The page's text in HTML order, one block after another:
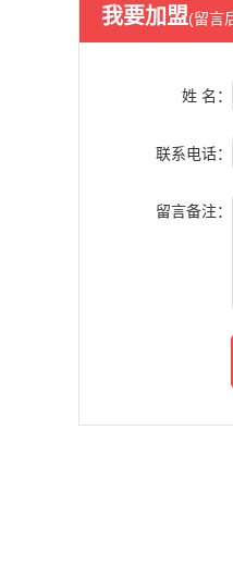
我要加盟(留言
姓 名：
联系电话：
留言备注：